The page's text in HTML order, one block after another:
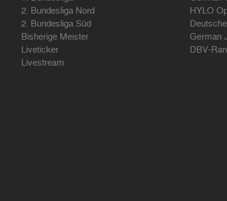
2. Bundesliga Nord
2. Bundesliga Süd
Bisherige Meister
Liveticker
Livestream
HYLO
German
DBV-